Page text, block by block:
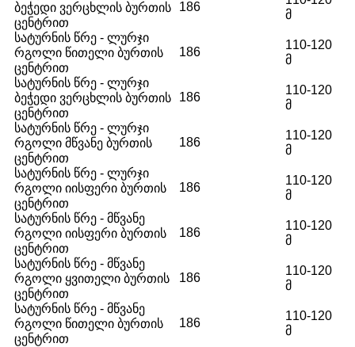
ბეჭედი ვერცხლის ბურთის
ცენტრით
186
მ
სატურნის წრე - ლურჯი
რგოლი წითელი ბურთის
ცენტრით
186
110-120
მ
სატურნის წრე - ლურჯი
ბეჭედი ვერცხლის ბურთის
ცენტრით
186
110-120
მ
სატურნის წრე - ლურჯი
რგოლი მწვანე ბურთის
ცენტრით
186
110-120
მ
სატურნის წრე - ლურჯი
რგოლი იისფერი ბურთის
ცენტრით
186
110-120
მ
სატურნის წრე - მწვანე
რგოლი იისფერი ბურთის
ცენტრით
186
110-120
მ
სატურნის წრე - მწვანე
რგოლი ყვითელი ბურთის
ცენტრით
186
110-120
მ
სატურნის წრე - მწვანე
რგოლი წითელი ბურთის
ცენტრით
186
110-120
მ